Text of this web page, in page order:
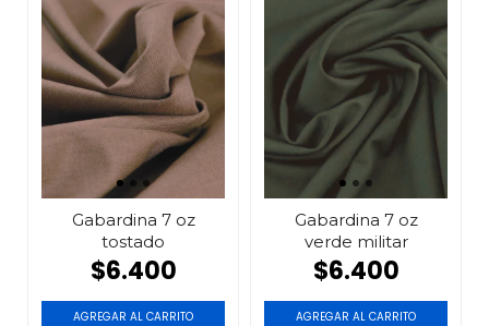
Gabardina 7 oz
tostado
$6.400
AGREGAR AL CARRITO
Gabardina 7 oz
verde militar
$6.400
AGREGAR AL CARRITO